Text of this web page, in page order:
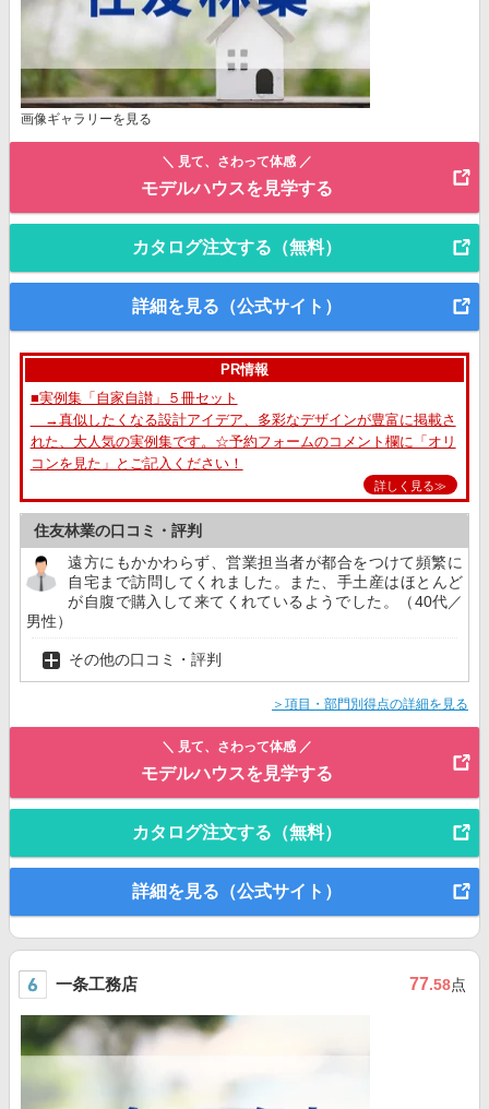
画像ギャラリーを見る
＼ 見て、さわって体感 ／
モデルハウスを見学する
カタログ注文する（無料）
詳細を見る（公式サイト）
PR情報
■実例集「自家自讃」５冊セット
→真似したくなる設計アイデア、多彩なデザインが豊富に掲載さ
れた、大人気の実例集です。☆予約フォームのコメント欄に「オリ
コンを見た」とご記入ください！
詳しく見る≫
住友林業の口コミ・評判
遠方にもかかわらず、営業担当者が都合をつけて頻繁に
自宅まで訪問してくれました。また、手土産はほとんど
が自腹で購入して来てくれているようでした。（40代／
男性）
その他の口コミ・評判
＞項目・部門別得点の詳細を見る
＼ 見て、さわって体感 ／
モデルハウスを見学する
カタログ注文する（無料）
詳細を見る（公式サイト）
一条工務店 77.58点